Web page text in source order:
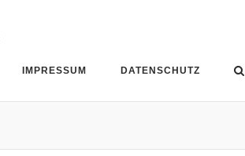
IMPRESSUM DATENSCHUTZ